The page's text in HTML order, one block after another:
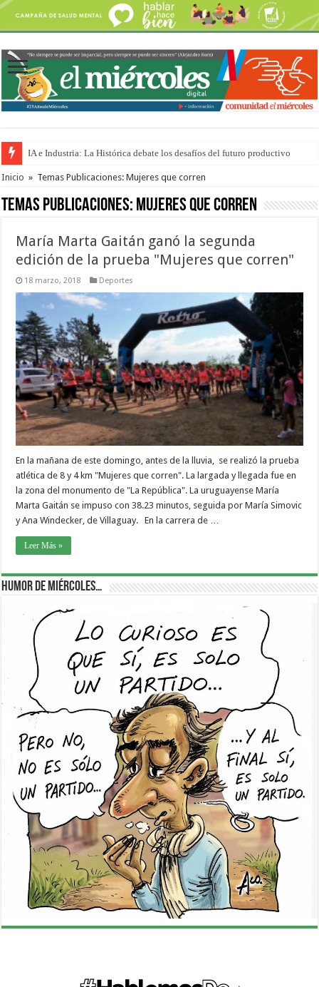
IA e Industria: La Histórica debate los desafíos del futuro productivo
Turismo en Entre Ríos: advierten que la situación es “peor que durante la
Inicio » Temas Publicaciones: Mujeres que corren
Temas Publicaciones: Mujeres que corren
María Marta Gaitán ganó la segunda
edición de la prueba "Mujeres que corren"
18 marzo, 2018 Deportes
En la mañana de este domingo, antes de la lluvia, se realizó la prueba
atlética de 8 y 4 km "Mujeres que corren". La largada y llegada fue en
la zona del monumento de "La República". La uruguayense María
Marta Gaitán se impuso con 38.23 minutos, seguida por María Simovic
y Ana Windecker, de Villaguay. En la carrera de …
Leer Más »
Humor de Miércoles…